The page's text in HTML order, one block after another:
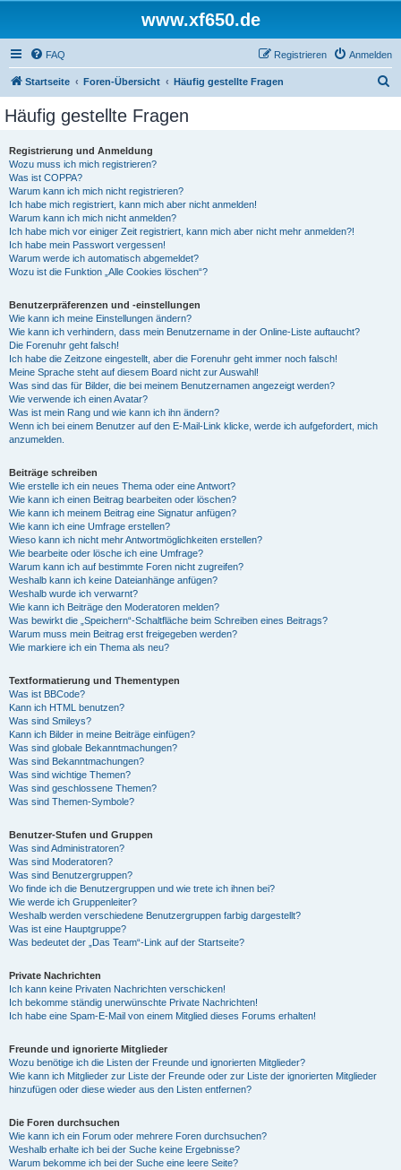
www.xf650.de
FAQ Anmelden
Registrieren
Startseite Foren-Übersicht Häufig gestellte Fragen
Häufig gestellte Fragen
Registrierung und Anmeldung
Wozu muss ich mich registrieren?
Was ist COPPA?
Warum kann ich mich nicht registrieren?
Ich habe mich registriert, kann mich aber nicht anmelden!
Warum kann ich mich nicht anmelden?
Ich habe mich vor einiger Zeit registriert, kann mich aber nicht mehr anmelden?!
Ich habe mein Passwort vergessen!
Warum werde ich automatisch abgemeldet?
Wozu ist die Funktion „Alle Cookies löschen“?
Benutzerpräferenzen und -einstellungen
Wie kann ich meine Einstellungen ändern?
Wie kann ich verhindern, dass mein Benutzername in der Online-Liste auftaucht?
Die Forenuhr geht falsch!
Ich habe die Zeitzone eingestellt, aber die Forenuhr geht immer noch falsch!
Meine Sprache steht auf diesem Board nicht zur Auswahl!
Was sind das für Bilder, die bei meinem Benutzernamen angezeigt werden?
Wie verwende ich einen Avatar?
Was ist mein Rang und wie kann ich ihn ändern?
Wenn ich bei einem Benutzer auf den E-Mail-Link klicke, werde ich aufgefordert, mich
anzumelden.
Beiträge schreiben
Wie erstelle ich ein neues Thema oder eine Antwort?
Wie kann ich einen Beitrag bearbeiten oder löschen?
Wie kann ich meinem Beitrag eine Signatur anfügen?
Wie kann ich eine Umfrage erstellen?
Wieso kann ich nicht mehr Antwortmöglichkeiten erstellen?
Wie bearbeite oder lösche ich eine Umfrage?
Warum kann ich auf bestimmte Foren nicht zugreifen?
Weshalb kann ich keine Dateianhänge anfügen?
Weshalb wurde ich verwarnt?
Wie kann ich Beiträge den Moderatoren melden?
Was bewirkt die „Speichern“-Schaltfläche beim Schreiben eines Beitrags?
Warum muss mein Beitrag erst freigegeben werden?
Wie markiere ich ein Thema als neu?
Textformatierung und Thementypen
Was ist BBCode?
Kann ich HTML benutzen?
Was sind Smileys?
Kann ich Bilder in meine Beiträge einfügen?
Was sind globale Bekanntmachungen?
Was sind Bekanntmachungen?
Was sind wichtige Themen?
Was sind geschlossene Themen?
Was sind Themen-Symbole?
Benutzer-Stufen und Gruppen
Was sind Administratoren?
Was sind Moderatoren?
Was sind Benutzergruppen?
Wo finde ich die Benutzergruppen und wie trete ich ihnen bei?
Wie werde ich Gruppenleiter?
Weshalb werden verschiedene Benutzergruppen farbig dargestellt?
Was ist eine Hauptgruppe?
Was bedeutet der „Das Team“-Link auf der Startseite?
Private Nachrichten
Ich kann keine Privaten Nachrichten verschicken!
Ich bekomme ständig unerwünschte Private Nachrichten!
Ich habe eine Spam-E-Mail von einem Mitglied dieses Forums erhalten!
Freunde und ignorierte Mitglieder
Wozu benötige ich die Listen der Freunde und ignorierten Mitglieder?
Wie kann ich Mitglieder zur Liste der Freunde oder zur Liste der ignorierten Mitglieder
hinzufügen oder diese wieder aus den Listen entfernen?
Die Foren durchsuchen
Wie kann ich ein Forum oder mehrere Foren durchsuchen?
Weshalb erhalte ich bei der Suche keine Ergebnisse?
Warum bekomme ich bei der Suche eine leere Seite?